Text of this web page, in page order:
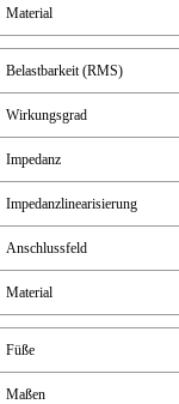
Material
Belastbarkeit (RMS)
Wirkungsgrad
Impedanz
Impedanzlinearisierung
Anschlussfeld
Material
Füße
Maßen